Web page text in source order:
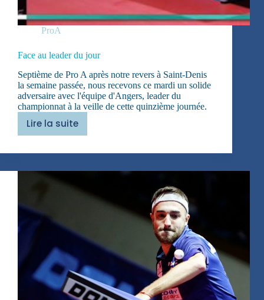
ProA
Face au leader du jour
Septième de Pro A après notre revers à Saint-Denis
la semaine passée, nous recevons ce mardi un solide
adversaire avec l'équipe d'Angers, leader du
championnat à la veille de cette quinzième journée.
Lire la suite
Face
leader
du
jour